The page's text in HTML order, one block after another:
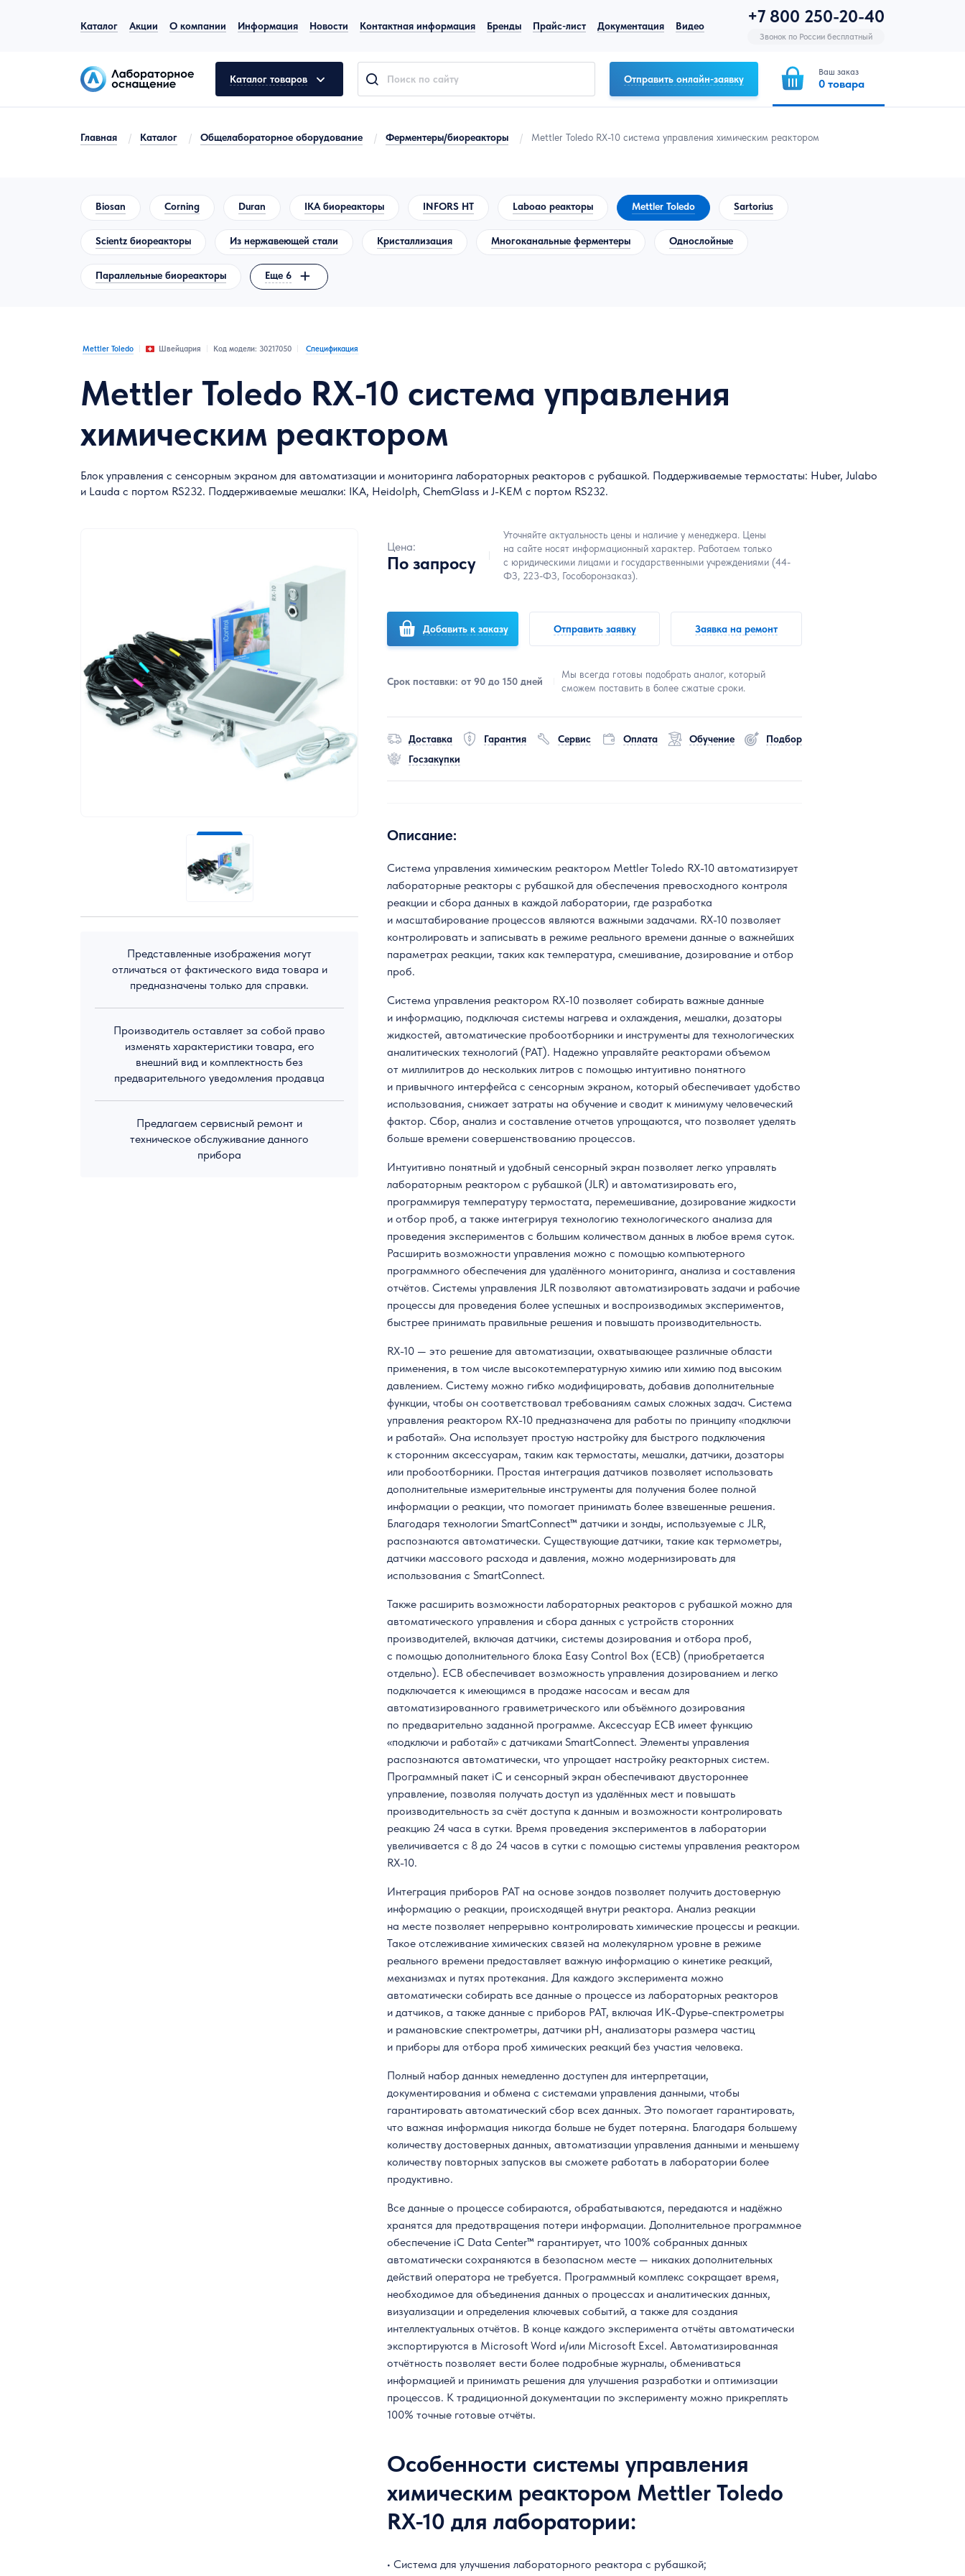
Каталог Акции О компании Информация Новости Контактная информация Бренды Прайс-лист Документация Видео +7 800 250-20-40
Звонок по России бесплатный
Каталог товаров Отправить онлайн-заявку
Ваш заказ
0 товара
Молекулярная биология
Лабораторная мебель
Пробоподготовка
Лабораторная химическая посуда
Расходные материалы для лаборатории
Метеорологическое оборудование
назначения
оборудование лабораторного назначения
Микробиология и биотехнология
Экологическое оборудование
Главная / Каталог / Общелабораторное оборудование / Ферментеры/биореакторы / Mettler Toledo RX-10 система управления химическим реактором
Biosan Corning Duran IKA биореакторы INFORS HT Laboao реакторы Mettler Toledo Sartorius
Scientz биореакторы Из нержавеющей стали Кристаллизация Многоканальные ферментеры Однослойные
Параллельные биореакторы Еще 6
Mettler Toledo Швейцария Код модели: 30217050 Спецификация
Mettler Toledo RX-10 система управления
химическим реактором
Блок управления с сенсорным экраном для автоматизации и мониторинга лабораторных реакторов с рубашкой. Поддерживаемые термостаты: Huber, Julabo
и Lauda с портом RS232. Поддерживаемые мешалки: IKA, Heidolph, ChemGlass и J-KEM с портом RS232.
Представленные изображения могут
отличаться от фактического вида товара и
предназначены только для справки.
Производитель оставляет за собой право
изменять характеристики товара, его
внешний вид и комплектность без
предварительного уведомления продавца
Предлагаем сервисный ремонт и
техническое обслуживание данного
прибора
Цена:
По запросу
Уточняйте актуальность цены и наличие у менеджера. Цены
на сайте носят информационный характер. Работаем только
с юридическими лицами и государственными учреждениями (44-
ФЗ, 223-ФЗ, Гособоронзаказ).
Добавить к заказу Отправить заявку Заявка на ремонт
Срок поставки: от 90 до 150 дней
Мы всегда готовы подобрать аналог, который
сможем поставить в более сжатые сроки.
Доставка Гарантия Сервис Оплата Обучение
Подбор
Госзакупки
Описание:
Система управления химическим реактором Mettler Toledo RX-10 автоматизирует
лабораторные реакторы с рубашкой для обеспечения превосходного контроля
реакции и сбора данных в каждой лаборатории, где разработка
и масштабирование процессов являются важными задачами. RX-10 позволяет
контролировать и записывать в режиме реального времени данные о важнейших
параметрах реакции, таких как температура, смешивание, дозирование и отбор
проб.
Система управления реактором RX-10 позволяет собирать важные данные
и информацию, подключая системы нагрева и охлаждения, мешалки, дозаторы
жидкостей, автоматические пробоотборники и инструменты для технологических
аналитических технологий (PAT). Надежно управляйте реакторами объемом
от миллилитров до нескольких литров с помощью интуитивно понятного
и привычного интерфейса с сенсорным экраном, который обеспечивает удобство
использования, снижает затраты на обучение и сводит к минимуму человеческий
фактор. Сбор, анализ и составление отчетов упрощаются, что позволяет уделять
больше времени совершенствованию процессов.
Интуитивно понятный и удобный сенсорный экран позволяет легко управлять
лабораторным реактором с рубашкой (JLR) и автоматизировать его,
программируя температуру термостата, перемешивание, дозирование жидкости
и отбор проб, а также интегрируя технологию технологического анализа для
проведения экспериментов с большим количеством данных в любое время суток.
Расширить возможности управления можно с помощью компьютерного
программного обеспечения для удалённого мониторинга, анализа и составления
отчётов. Системы управления JLR позволяют автоматизировать задачи и рабочие
процессы для проведения более успешных и воспроизводимых экспериментов,
быстрее принимать правильные решения и повышать производительность.
RX-10 — это решение для автоматизации, охватывающее различные области
применения, в том числе высокотемпературную химию или химию под высоким
давлением. Систему можно гибко модифицировать, добавив дополнительные
функции, чтобы он соответствовал требованиям самых сложных задач. Система
управления реактором RX-10 предназначена для работы по принципу «подключи
и работай». Она использует простую настройку для быстрого подключения
к сторонним аксессуарам, таким как термостаты, мешалки, датчики, дозаторы
или пробоотборники. Простая интеграция датчиков позволяет использовать
дополнительные измерительные инструменты для получения более полной
информации о реакции, что помогает принимать более взвешенные решения.
Благодаря технологии SmartConnect™ датчики и зонды, используемые с JLR,
распознаются автоматически. Существующие датчики, такие как термометры,
датчики массового расхода и давления, можно модернизировать для
использования с SmartConnect.
Также расширить возможности лабораторных реакторов с рубашкой можно для
автоматического управления и сбора данных с устройств сторонних
производителей, включая датчики, системы дозирования и отбора проб,
с помощью дополнительного блока Easy Control Box (ECB) (приобретается
отдельно). ECB обеспечивает возможность управления дозированием и легко
подключается к имеющимся в продаже насосам и весам для
автоматизированного гравиметрического или объёмного дозирования
по предварительно заданной программе. Аксессуар ECB имеет функцию
«подключи и работай» с датчиками SmartConnect. Элементы управления
распознаются автоматически, что упрощает настройку реакторных систем.
Программный пакет iC и сенсорный экран обеспечивают двустороннее
управление, позволяя получать доступ из удалённых мест и повышать
производительность за счёт доступа к данным и возможности контролировать
реакцию 24 часа в сутки. Время проведения экспериментов в лаборатории
увеличивается с 8 до 24 часов в сутки с помощью системы управления реактором
RX-10.
Интеграция приборов PAT на основе зондов позволяет получить достоверную
информацию о реакции, происходящей внутри реактора. Анализ реакции
на месте позволяет непрерывно контролировать химические процессы и реакции.
Такое отслеживание химических связей на молекулярном уровне в режиме
реального времени предоставляет важную информацию о кинетике реакций,
механизмах и путях протекания. Для каждого эксперимента можно
автоматически собирать все данные о процессе из лабораторных реакторов
и датчиков, а также данные с приборов PAT, включая ИК-Фурье-спектрометры
и рамановские спектрометры, датчики pH, анализаторы размера частиц
и приборы для отбора проб химических реакций без участия человека.
Полный набор данных немедленно доступен для интерпретации,
документирования и обмена с системами управления данными, чтобы
гарантировать автоматический сбор всех данных. Это помогает гарантировать,
что важная информация никогда больше не будет потеряна. Благодаря большему
количеству достоверных данных, автоматизации управления данными и меньшему
количеству повторных запусков вы сможете работать в лаборатории более
продуктивно.
Все данные о процессе собираются, обрабатываются, передаются и надёжно
хранятся для предотвращения потери информации. Дополнительное программное
обеспечение iC Data Center™ гарантирует, что 100% собранных данных
автоматически сохраняются в безопасном месте — никаких дополнительных
действий оператора не требуется. Программный комплекс сокращает время,
необходимое для объединения данных о процессах и аналитических данных,
визуализации и определения ключевых событий, а также для создания
интеллектуальных отчётов. В конце каждого эксперимента отчёты автоматически
экспортируются в Microsoft Word и/или Microsoft Excel. Автоматизированная
отчётность позволяет вести более подробные журналы, обмениваться
информацией и принимать решения для улучшения разработки и оптимизации
процессов. К традиционной документации по эксперименту можно прикреплять
100% точные готовые отчёты.
Особенности системы управления
химическим реактором Mettler Toledo
RX-10 для лаборатории:
• Система для улучшения лабораторного реактора с рубашкой;